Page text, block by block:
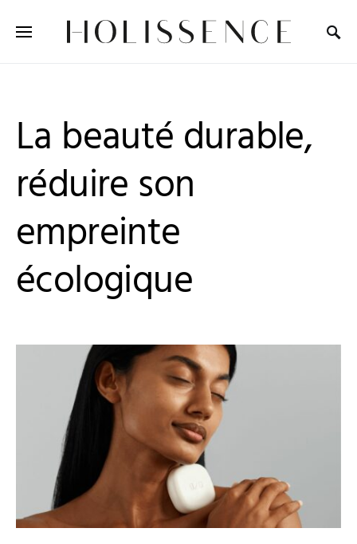
La beauté durable,
réduire son
empreinte
écologique